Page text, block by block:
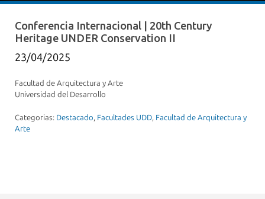
Conferencia Internacional | 20th Century
Heritage UNDER Conservation II
23/04/2025
Facultad de Arquitectura y Arte
Universidad del Desarrollo
Categorias: Destacado, Facultades UDD, Facultad de Arquitectura y
Arte